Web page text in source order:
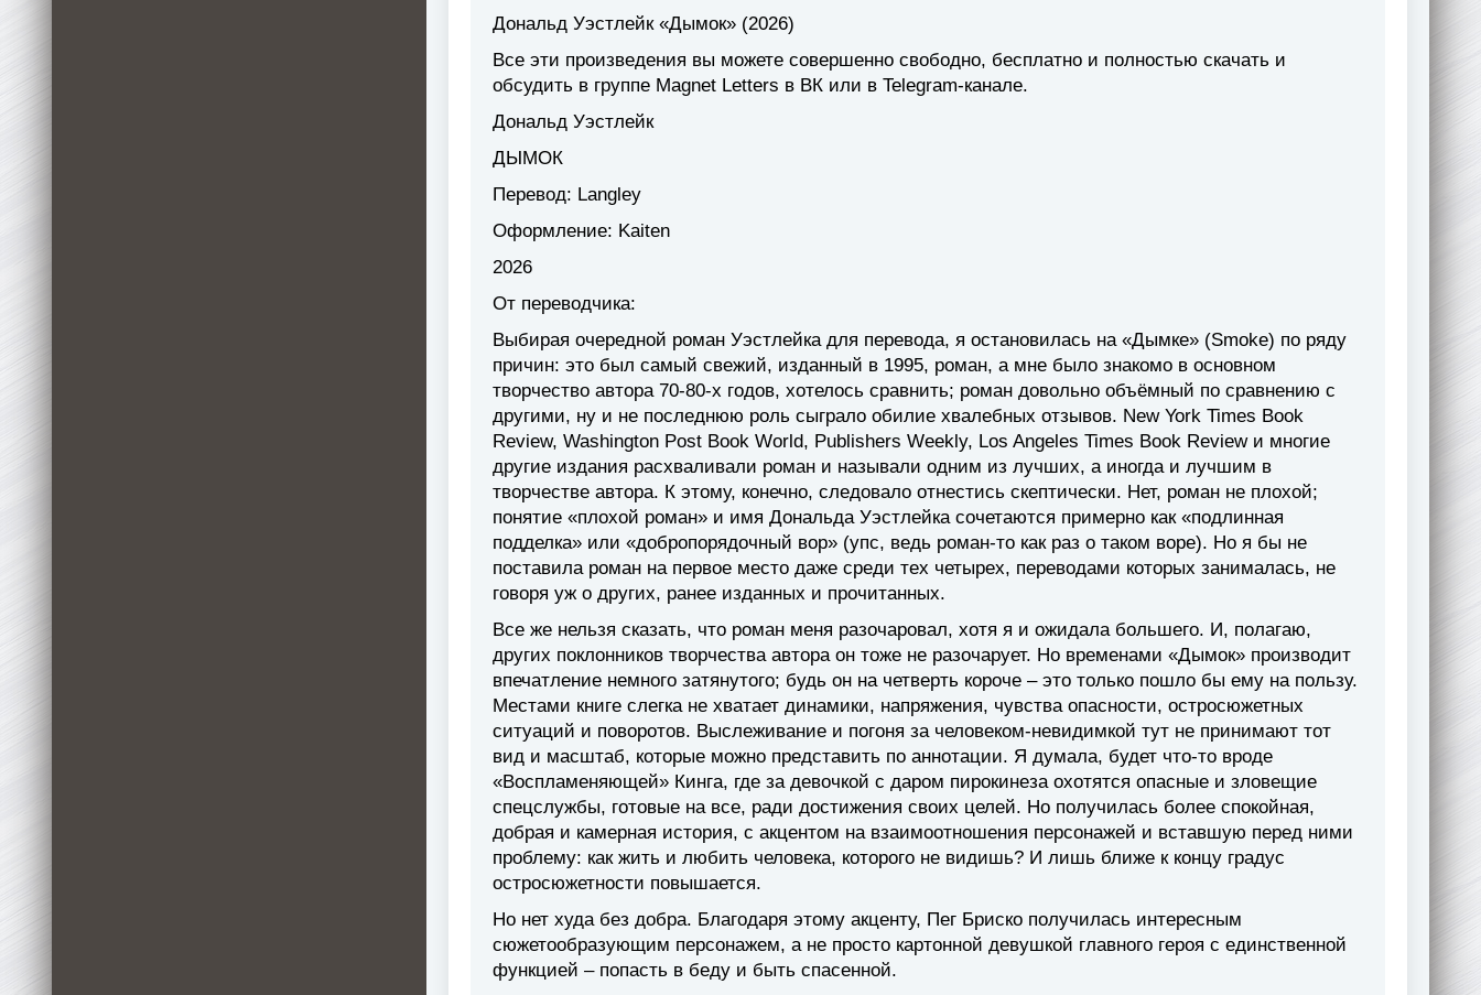
Дональд Уэстлейк «Дымок» (2026)
Все эти произведения вы можете совершенно свободно, бесплатно и полностью скачать и
обсудить в группе Magnet Letters в ВК или в Telegram-канале.
Дональд Уэстлейк
ДЫМОК
Перевод: Langley
Оформление: Kaiten
2026
От переводчика:
Выбирая очередной роман Уэстлейка для перевода, я остановилась на «Дымке» (Smoke) по ряду
причин: это был самый свежий, изданный в 1995, роман, а мне было знакомо в основном
творчество автора 70-80-х годов, хотелось сравнить; роман довольно объёмный по сравнению с
другими, ну и не последнюю роль сыграло обилие хвалебных отзывов. New York Times Book
Review, Washington Post Book World, Publishers Weekly, Los Angeles Times Book Review и многие
другие издания расхваливали роман и называли одним из лучших, а иногда и лучшим в
творчестве автора. К этому, конечно, следовало отнестись скептически. Нет, роман не плохой;
понятие «плохой роман» и имя Дональда Уэстлейка сочетаются примерно как «подлинная
подделка» или «добропорядочный вор» (упс, ведь роман-то как раз о таком воре). Но я бы не
поставила роман на первое место даже среди тех четырех, переводами которых занималась, не
говоря уж о других, ранее изданных и прочитанных.
Все же нельзя сказать, что роман меня разочаровал, хотя я и ожидала большего. И, полагаю,
других поклонников творчества автора он тоже не разочарует. Но временами «Дымок» производит
впечатление немного затянутого; будь он на четверть короче – это только пошло бы ему на пользу.
Местами книге слегка не хватает динамики, напряжения, чувства опасности, остросюжетных
ситуаций и поворотов. Выслеживание и погоня за человеком-невидимкой тут не принимают тот
вид и масштаб, которые можно представить по аннотации. Я думала, будет что-то вроде
«Воспламеняющей» Кинга, где за девочкой с даром пирокинеза охотятся опасные и зловещие
спецслужбы, готовые на все, ради достижения своих целей. Но получилась более спокойная,
добрая и камерная история, с акцентом на взаимоотношения персонажей и вставшую перед ними
проблему: как жить и любить человека, которого не видишь? И лишь ближе к концу градус
остросюжетности повышается.
Но нет худа без добра. Благодаря этому акценту, Пег Бриско получилась интересным
сюжетообразующим персонажем, а не просто картонной девушкой главного героя с единственной
функцией – попасть в беду и быть спасенной.